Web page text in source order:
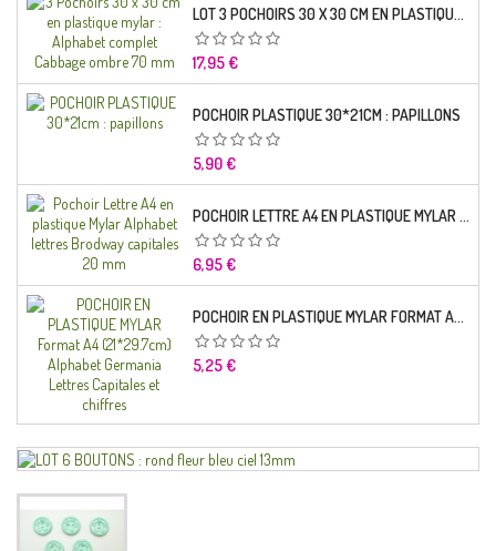
LOT 3 POCHOIRS 30 X 30 CM EN PLASTIQUE MYLAR : ALPHABET COMPLET CABBAGE OMBRE 70 MM
Prix
17,95 €
POCHOIR PLASTIQUE 30*21CM : PAPILLONS
Prix
5,90 €
POCHOIR LETTRE A4 EN PLASTIQUE MYLAR ALPHABET LETTRES BRODWAY CAPITALES 20 MM
Prix
6,95 €
POCHOIR EN PLASTIQUE MYLAR FORMAT A4 (21*29.7CM) ALPHABET GERMANICA LETTRES CAPITALES ET CHIFFRES
Prix
5,25 €